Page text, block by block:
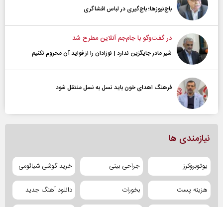
باج‌نیوزها؛ باج‌گیری در لباس افشاگری
در گفت‌و‌گو با جام‌جم آنلاین مطرح شد
شیر مادر جایگزین ندارد | نوزادان را از فواید آن محروم نکنیم
فرهنگ اهدای خون باید نسل به نسل منتقل شود
نیازمندی ها
یوتوبروکرز جراحی بینی خرید گوشی شیائومی
هزینه پست بخورات دانلود آهنگ جدید